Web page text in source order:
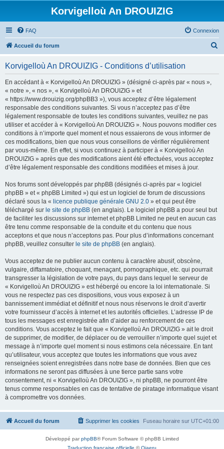
Korvigelloù An DROUIZIG
FAQ Connexion
Accueil du forum
Korvigelloù An DROUIZIG - Conditions d’utilisation
En accédant à « Korvigelloù An DROUIZIG » (désigné ci-après par « nous »,
« notre », « nos », « Korvigelloù An DROUIZIG » et
« https://www.drouizig.org/phpBB3 »), vous acceptez d’être légalement
responsable des conditions suivantes. Si vous n’acceptez pas d’être
légalement responsable de toutes les conditions suivantes, veuillez ne pas
utiliser et accéder à « Korvigelloù An DROUIZIG ». Nous pouvons modifier ces
conditions à n’importe quel moment et nous essaierons de vous informer de
ces modifications, bien que nous vous conseillons de vérifier régulièrement
par vous-même. En effet, si vous continuez à participer à « Korvigelloù An
DROUIZIG » après que des modifications aient été effectuées, vous acceptez
d’être légalement responsable des conditions modifiées et mises à jour.
Nos forums sont développés par phpBB (désignés ci-après par « logiciel
phpBB » et « phpBB Limited ») qui est un logiciel de forum de discussions
déclaré sous la « licence publique générale GNU 2.0 » et qui peut être
téléchargé sur le site de phpBB (en anglais). Le logiciel phpBB a pour seul but
de faciliter les discussions sur internet et phpBB Limited ne peut en aucun cas
être tenu comme responsable de la conduite et du contenu que nous
acceptons et que nous n’acceptons pas. Pour plus d’informations concernant
phpBB, veuillez consulter le site de phpBB (en anglais).
Vous acceptez de ne publier aucun contenu à caractère abusif, obscène,
vulgaire, diffamatoire, choquant, menaçant, pornographique, etc. qui pourrait
transgresser la législation de votre pays, du pays dans lequel le serveur de
« Korvigelloù An DROUIZIG » est hébergé ou encore la loi internationale. Si
vous ne respectez pas ces dispositions, vous vous exposez à un
bannissement immédiat et définitif et nous nous réservons le droit d’avertir
votre fournisseur d’accès à internet et les autorités officielles. L’adresse IP de
tous les messages est enregistrée afin d’aider au renforcement de ces
conditions. Vous acceptez le fait que « Korvigelloù An DROUIZIG » ait le droit
de supprimer, de modifier, de déplacer ou de verrouiller n’importe quel sujet et
message à n’importe quel moment si nous estimons cela nécessaire. En tant
qu’utilisateur, vous acceptez que toutes les informations que vous avez
renseignées soient enregistrées dans notre base de données. Bien que ces
informations ne seront pas diffusées à une tierce partie sans votre
consentement, ni « Korvigelloù An DROUIZIG », ni phpBB, ne pourront être
tenus comme responsables en cas de tentative de piratage informatique visant
à compromettre vos données.
Accueil du forum Fuseau horaire sur UTC+01:00
Supprimer les cookies
Développé parphpBB® Forum Software © phpBB Limited
Traduction française officielle ©Qiaeru